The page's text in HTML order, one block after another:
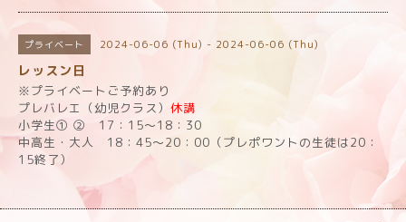
プライベート 2024-06-06 (Thu) - 2024-06-06 (Thu)
レッスン日
※プライベートご予約あり
プレバレエ（幼児クラス） 休講
小学生① ② 17：15～18：30
中高生・大人 18：45～20：00（プレポワントの生徒は20：
15終了）